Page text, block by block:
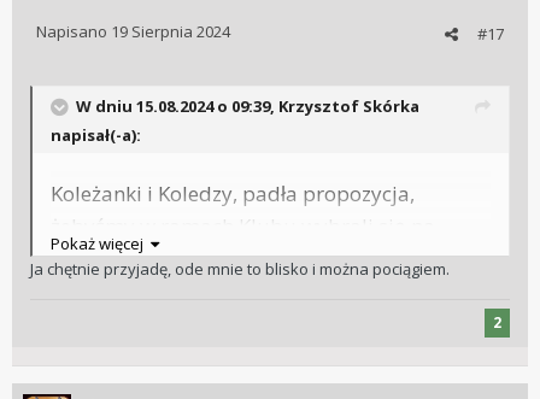
#17
Napisano 19 Sierpnia 2024
W dniu 15.08.2024 o 09:39, Krzysztof Skórka
napisał(-a):
Koleżanki i Koledzy, padła propozycja,
żebyśmy w ramach Klubu wybrali się na
Geneva Watch Days. Ponieważ jeden z
Brand Development w Lederer Timepieces
Pokaż więcej
Ja chętnie przyjadę, ode mnie to blisko i można pociągiem.
2